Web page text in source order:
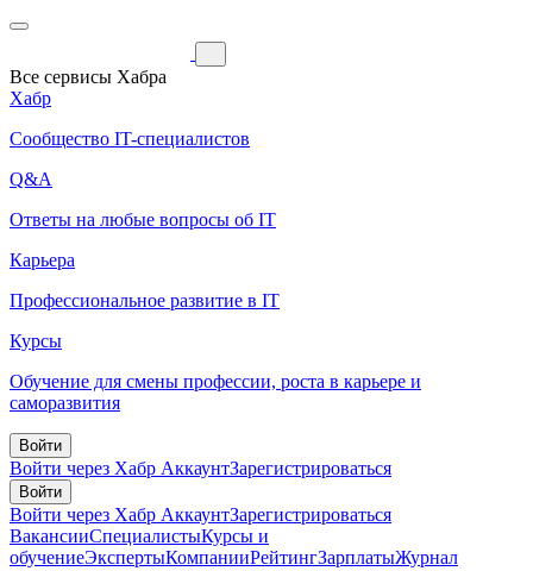
Все сервисы Хабра
Хабр
Сообщество IT-специалистов
Q&A
Ответы на любые вопросы об IT
Карьера
Профессиональное развитие в IT
Курсы
Обучение для смены профессии, роста в карьере и
саморазвития
Войти
Войти через Хабр АккаунтЗарегистрироваться
Войти
Войти через Хабр АккаунтЗарегистрироваться
ВакансииСпециалистыКурсы и
обучениеЭкспертыКомпанииРейтингЗарплатыЖурнал